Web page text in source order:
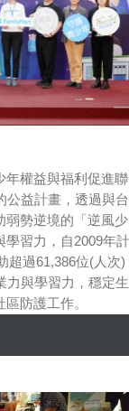
年權益與福利促進聯
公益計畫，透過與台
弱勢逆境的「逆風少
學習力，自2009年計
超過61,386位(人次)
力與學習力，穩定生
防護工作。